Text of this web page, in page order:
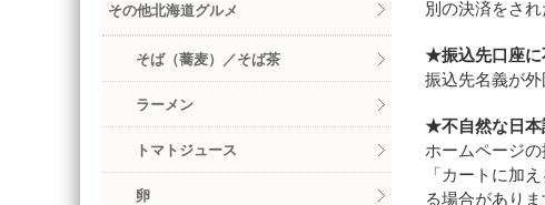
別の決済をさ
★振込先口座に
振込先名義が
★不自然な日本
ホームページ
「カートに加
る場合があり
その他北海道グルメ
そば（蕎麦）／そば茶
ラーメン
トマトジュース
卵